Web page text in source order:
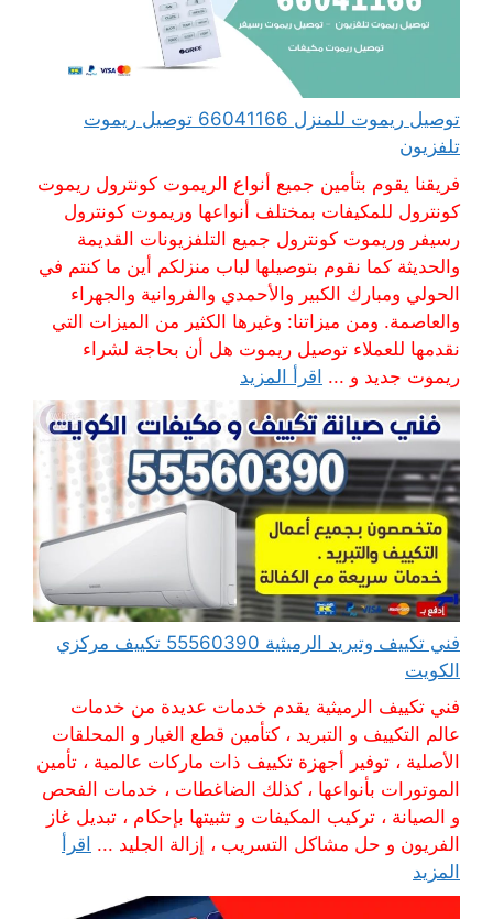
توصيل ريموت للمنزل 66041166 توصيل ريموت
تلفزيون
فريقنا يقوم بتأمين جميع أنواع الريموت كونترول ريموت
كونترول للمكيفات بمختلف أنواعها وريموت كونترول
رسيفر وريموت كونترول جميع التلفزيونات القديمة
والحديثة كما نقوم بتوصيلها لباب منزلكم أين ما كنتم في
الحولي ومبارك الكبير والأحمدي والفروانية والجهراء
والعاصمة. ومن ميزاتنا: وغيرها الكثير من الميزات التي
نقدمها للعملاء توصيل ريموت هل أن بحاجة لشراء
ريموت جديد و ... اقرأ المزيد
فني تكييف وتبريد الرميثية 55560390 تكييف مركزي
الكويت
فني تكييف الرميثية يقدم خدمات عديدة من خدمات
عالم التكييف و التبريد ، كتأمين قطع الغيار و المحلقات
الأصلية ، توفير أجهزة تكييف ذات ماركات عالمية ، تأمين
الموتورات بأنواعها ، كذلك الضاغطات ، خدمات الفحص
و الصيانة ، تركيب المكيفات و تثبيتها بإحكام ، تبديل غاز
الفريون و حل مشاكل التسريب ، إزالة الجليد ... اقرأ
المزيد